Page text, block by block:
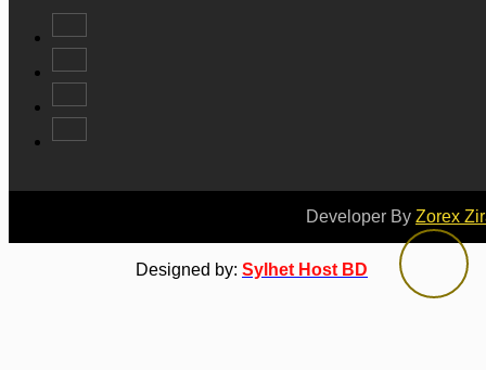
Developer By Zorex
Designed by: Sylhet Host BD